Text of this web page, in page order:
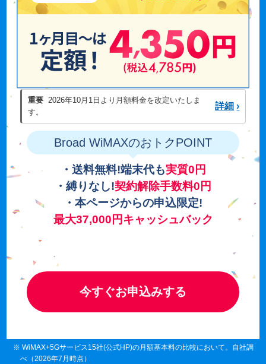
重要
2026年10月1日より月額料金を改定いたしま
す。
詳細 ›
Broad WiMAXのおトクPOINT
・送料無料!端末代も実質0円
・縛りなし!契約解除手数料0円
・本ページからの申込限定!
最大37,000円キャッシュバック
今すぐお申込みする
※ WiMAX+5Gサービス15社(公式HP)の月額基本料の比較において。自社調
べ（2026年7月時点）